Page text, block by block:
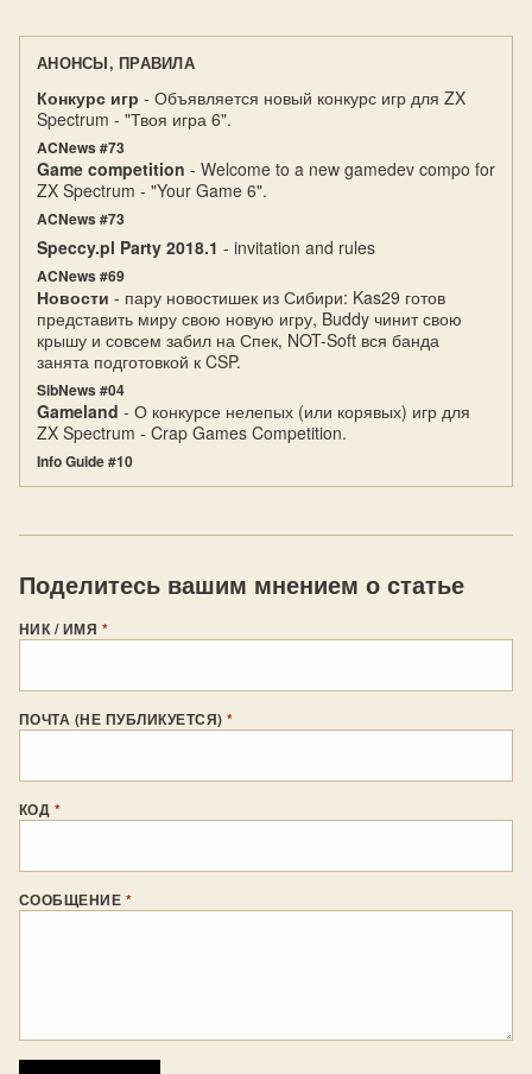
АНОНСЫ, ПРАВИЛА
Конкурс игр - Объявляется новый конкурс игр для ZX
Spectrum - "Твоя игра 6".
ACNews #73
Game competition - Welcome to a new gamedev compo for
ZX Spectrum - "Your Game 6".
ACNews #73
Speccy.pl Party 2018.1 - invitation and rules
ACNews #69
Новости - пару новостишек из Сибири: Kas29 готов
представить миру свою новую игру, Buddy чинит свою
крышу и совсем забил на Спек, NOT-Soft вся банда
занята подготовкой к CSP.
SibNews #04
Gameland - О конкурсе нелепых (или корявых) игр для
ZX Spectrum - Crap Games Competition.
Info Guide #10
Поделитесь вашим мнением о статье
НИК / ИМЯ *
ПОЧТА (НЕ ПУБЛИКУЕТСЯ)*
КОД *
СООБЩЕНИЕ *